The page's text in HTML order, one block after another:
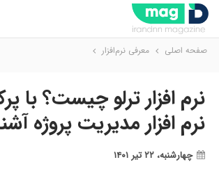
صفحه اصلی معرفی نرم‌افزار
نرم افزار ترلو چیست؟ با
نرم افزار مدیریت پروژه
چهارشنبه، ۲۲ تیر ۱۴۰۱